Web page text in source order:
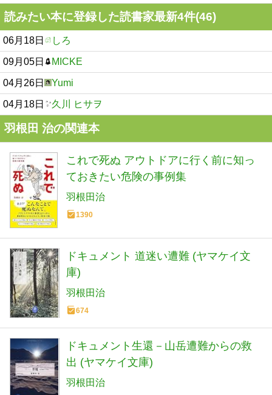
読みたい本に登録した読書家最新4件(46)
06月18日 しろ
09月05日 MICKE
04月26日 Yumi
04月18日 久川 ヒサヲ
羽根田 治の関連本
これで死ぬ アウトドアに行く前に知っ
ておきたい危険の事例集
羽根田治
1390
ドキュメント 道迷い遭難 (ヤマケイ文
庫)
羽根田治
674
ドキュメント生還－山岳遭難からの救
出 (ヤマケイ文庫)
羽根田治